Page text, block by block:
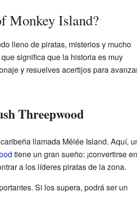
Monkey Island?
lleno de piratas, misterios y mucho
significa que la historia es muy
y resuelves acertijos para
Threepwood
llamada Mêlée Island. Aquí,
tiene un gran sueño: ¡convertirse en
a los líderes piratas de la zona.
Si los supera, podrá ser un